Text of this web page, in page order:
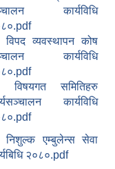
कार्यविधि
विपद व्यवस्थापन कोष
कार्यविधि
विषयगत समितिहरु
कार्यविधि
निशुल्क एम्बुलेन्स सेवा
२०८०.pdf